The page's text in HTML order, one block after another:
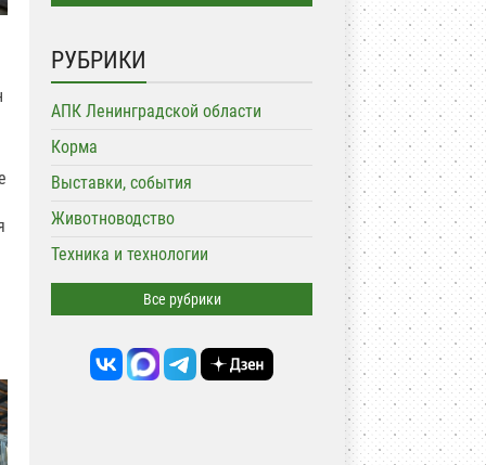
РУБРИКИ
АПК Ленинградской области
Корма
Выставки, события
Животноводство
Техника и технологии
Все рубрики